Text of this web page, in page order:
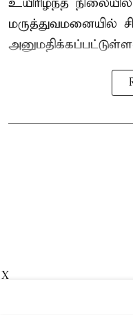
உயிரிழந்த
மருத்துவமனையில்
X